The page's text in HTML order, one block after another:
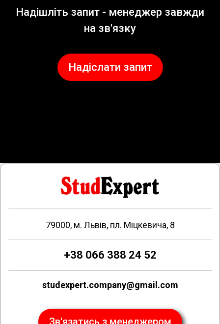
Надішліть запит - менеджер завжди
на зв'язку
Надіслати запит
79000, м. Львів, пл. Міцкевича, 8
+38 066 388 24 52
studexpert.company@gmail.com